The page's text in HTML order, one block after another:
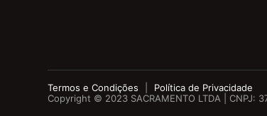
Termos e Condições
Política de Privacidade
Copyright © 2023 SACRAMENTO LTDA | CNPJ: